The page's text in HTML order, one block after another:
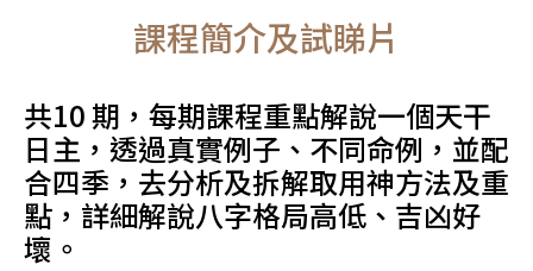
課程簡介及試睇片
共10 期，每期課程重點解說一個天干
日主 ， 透過真實例子、不同命例，並配
合四季，去分析及拆解取用神方法及重
點，詳細解說八字格局高低、吉凶好
壞。